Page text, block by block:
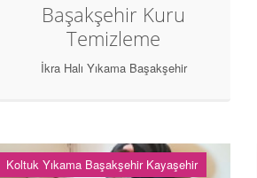
Başakşehir Kuru
Temizleme
İkra Halı Yıkama Başakşehir
Koltuk Yıkama Başakşehir Kayaşehir